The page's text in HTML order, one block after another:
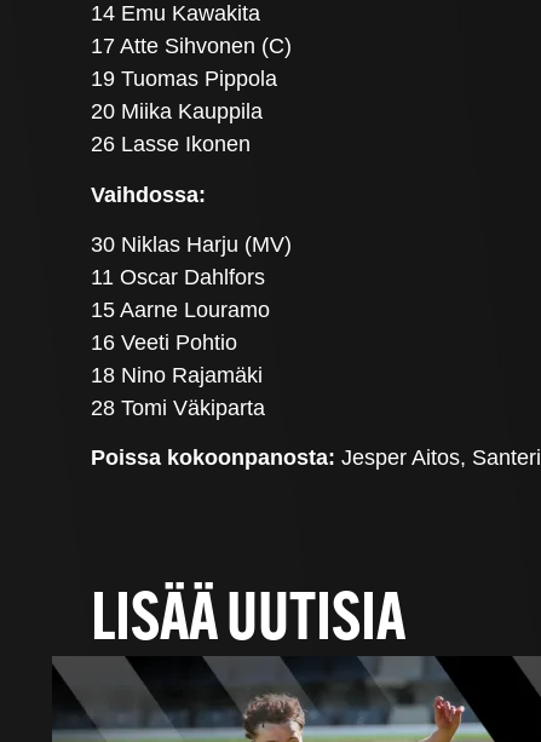
14 Emu Kawakita
17 Atte Sihvonen (C)
19 Tuomas Pippola
20 Miika Kauppila
26 Lasse Ikonen
Vaihdossa:
30 Niklas Harju (MV)
11 Oscar Dahlfors
15 Aarne Louramo
16 Veeti Pohtio
18 Nino Rajamäki
28 Tomi Väkiparta
Poissa kokoonpanosta: Jesper Aitos,
LISÄÄ UUTISIA